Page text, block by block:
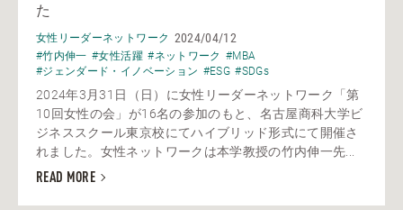
た
女性リーダーネットワーク 2024/04/12
#竹内伸一 #女性活躍 #ネットワーク #MBA
#ジェンダード・イノベーション #ESG #SDGs
2024年3月31日（日）に女性リーダーネットワーク「第
10回女性の会」が16名の参加のもと、名古屋商科大学ビ
ジネススクール東京校にてハイブリッド形式にて開催さ
れました。女性ネットワークは本学教授の竹内伸一先...
READ MORE